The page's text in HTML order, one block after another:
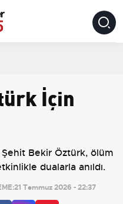
İçin
Bekir Öztürk, ölüm
dualarla anıldı.
21 Temmuz 2026 - 22:37